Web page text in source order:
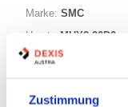
Zustimmung
Marke: SMC
Herst.:
MHY2-20D2
Bezeichnung: